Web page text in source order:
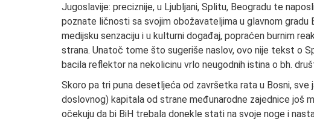
Jugoslavije: preciznije, u Ljubljani, Splitu, Beogradu te
poznate ličnosti sa svojim obožavateljima u glavnom
medijsku senzaciju i u kulturni događaj, popraćen burnim
strana. Unatoč tome što sugeriše naslov, ovo nije tekst o
bacila reflektor na nekolicinu vrlo neugodnih istina o bh.
Skoro pa tri puna desetljeća od završetka rata u Bosni,
doslovnog) kapitala od strane međunarodne zajednice još
očekuju da bi BiH trebala donekle stati na svoje noge i